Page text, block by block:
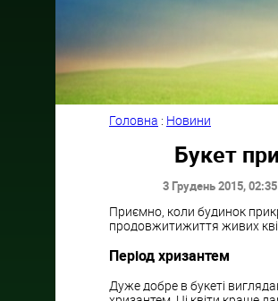
Головна : Новини
Букет
3 Грудень 2015, 02:35
Приємно, коли будинок
продовжитижиття живих
Період хризантем
Дуже добре в букеті